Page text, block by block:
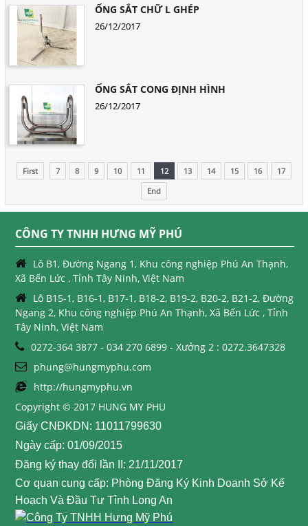
ỐNG SẮT CHỮ L GHÉP
26/12/2017
ỐNG SẮT CONG ĐỊNH HÌNH
26/12/2017
First 7 8 9 10 11 12 13 14 15 16
17
End
CÔNG TY TNHH HƯNG MỸ PHÚ
Lô B1, Đường Ngang 1, Khu công nghiệp Phú An Thạnh,
Xã Bến Lức , Tỉnh Tây Ninh, Việt Nam
Lô B15-1, B16-1, B17-1, B18-2, B19-2, B20-2, B21-2, Đường
Ngang 2, Khu công nghiệp Phú An Thạnh, Xã Bến Lức , Tỉnh
Tây Ninh, Việt Nam
0272-364 3877 - 034 270 6899 - Xưởng 2 : 0272.3647328
phung@hungmyphu.com
http://hungmyphu.vn
Copyright © 2017 HUNG MY PHU
Giấy CNĐKDN: 11011799630
Ngày cấp: 01/09/2015
Đăng ký thay đổi lần II: 21/11/2017
Cơ quan cung cấp: Phòng Đăng Ký Kinh Doanh Sở Kế
Hoạch Và Đầu Tư Tỉnh Long An